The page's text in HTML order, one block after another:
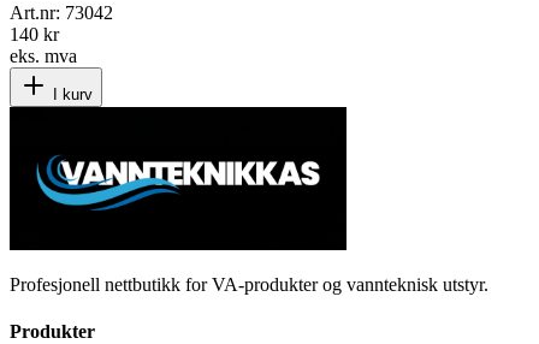
Art.nr: 73042
140 kr
eks. mva
I kurv
Profesjonell nettbutikk for VA-produkter og vannteknisk utstyr.
Produkter